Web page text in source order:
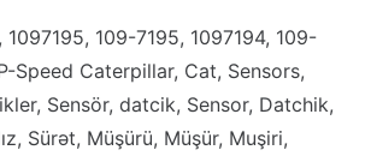
109-7195, 1097194, 109-
Speed Caterpillar, Cat, Sensors,
Sensör, datcik, Sensor, Datchik,
Sürət, Müşürü, Müşür, Muşiri,